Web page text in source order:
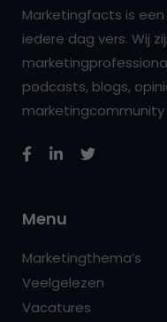
Marketingfacts is
iedere dag vers. Wij
podcasts, blogs,
marketingcommunity
Menu
Marketingthema’s
Veelgelezen
Vacatures